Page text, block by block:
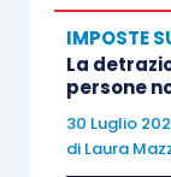
di natura
transattivo.
Un
esclusione
IMPOSTE
La
persone
30 Luglio
di Laura